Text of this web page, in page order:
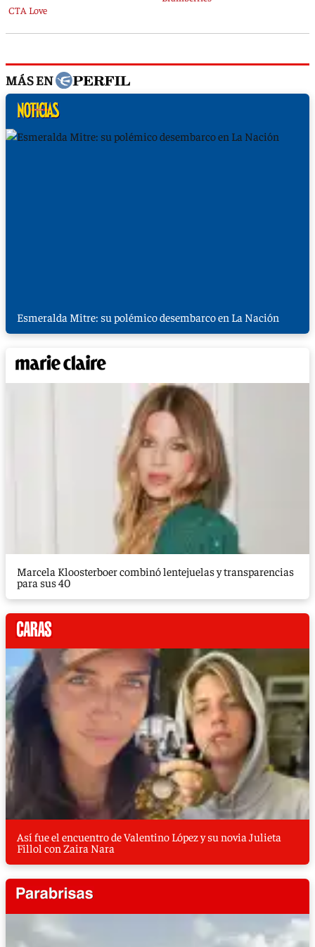
MÁS EN
Esmeralda Mitre: su polémico desembarco en La Nación
Marcela Kloosterboer combinó lentejuelas y transparencias
para sus 40
Así fue el encuentro de Valentino López y su novia Julieta
Fillol con Zaira Nara